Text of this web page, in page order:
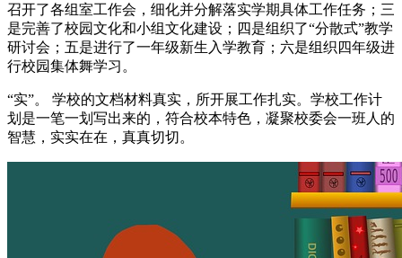
召开了各组室工作会，细化并分解落实学期具体工作任务；三
是完善了校园文化和小组文化建设；四是组织了“分散式”教学
研讨会；五是进行了一年级新生入学教育；六是组织四年级进
行校园集体舞学习。
“实”。 学校的文档材料真实，所开展工作扎实。学校工作计
划是一笔一划写出来的，符合校本特色，凝聚校委会一班人的
智慧，实实在在，真真切切。